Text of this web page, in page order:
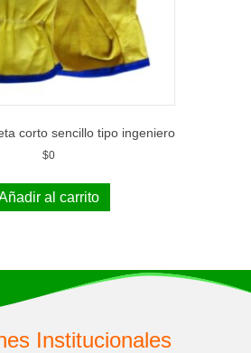
corto sencillo tipo ingeniero
$0
al carrito
Institucionales